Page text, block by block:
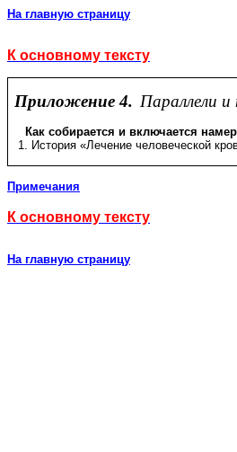
На главную страницу
К основному тексту
Приложение 4. Параллели
Как собирается и включается
1. История «Лечение человеческой
Примечания
К основному тексту
На главную страницу